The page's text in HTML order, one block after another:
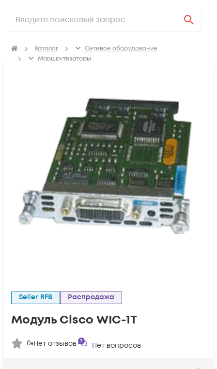
Каталог
Сетевое оборудование
Маршрутизаторы
Seller RFB Распродажа
Модуль Cisco WIC-1T
0 Нет отзывов Нет вопросов